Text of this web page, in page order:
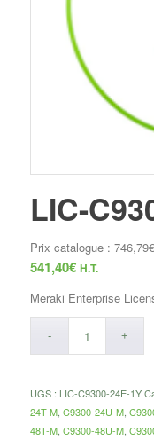
LIC-
Prix catalogue :746,79€
541,40€ H.T.
Meraki Enterprise
UGS : LIC-C9300-24E-1Y
24T-M, C9300-24U-M,
48T-M, C9300-48U-M,